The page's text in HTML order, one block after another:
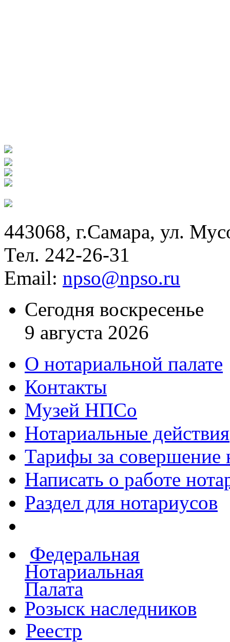
443068, г.Самара, ул.
Тел. 242-26-31
Email: npso@npso.ru
Сегодня воскресенье
9 августа 2026
О нотариальной палате
Контакты
Музей НПСо
Нотариальные действия
Тарифы за совершение
Написать о работе
Раздел для нотариусов
Федеральная
Нотариальная
Палата
Розыск наследников
Реестр